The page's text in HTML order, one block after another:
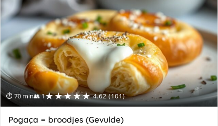
⏱ 70 min👥 1★★★★★ 4.62 (101)
Pogaça = broodjes (Gevulde)